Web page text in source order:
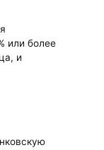
или более
и